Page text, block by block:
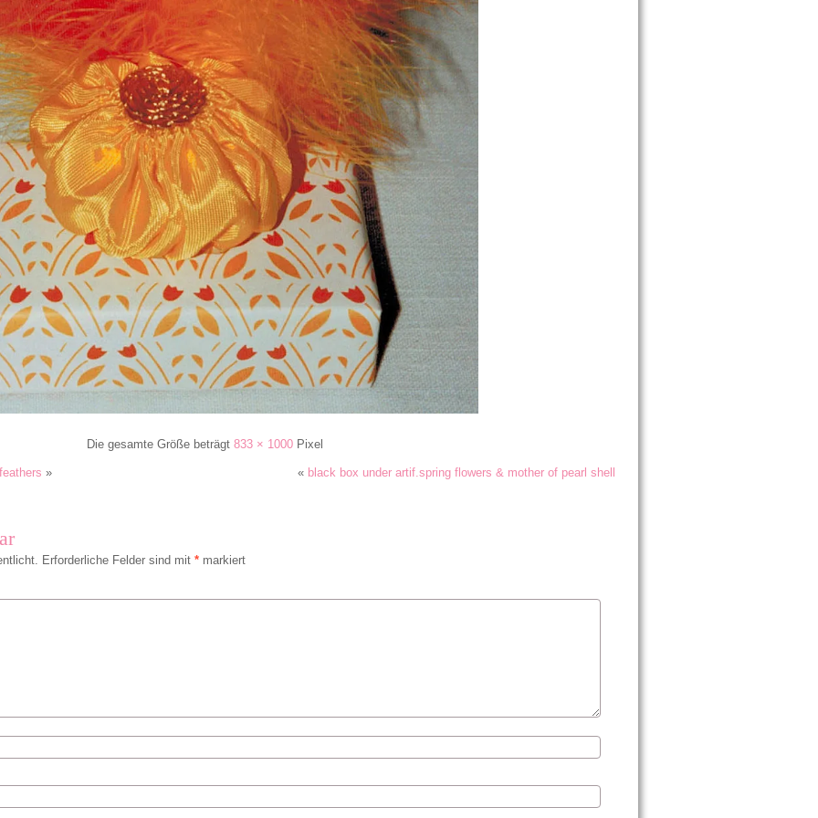
Die gesamte Größe beträgt 833 × 1000Pixel
» « black box under artif.spring flowers & mother of pearl shell
Erforderliche Felder sind mit * markiert